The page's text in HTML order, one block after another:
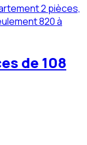
2 pièces,
820 à
de 108